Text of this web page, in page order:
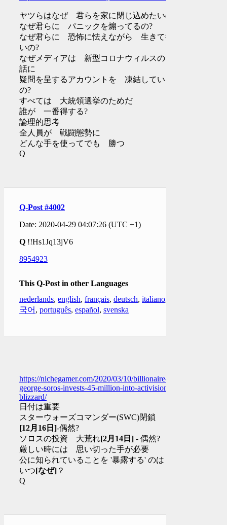
ヤツらはなぜ 君らを家に閉じ込めたいの?
なぜ君らに パニックを煽ってるの?
なぜ君らに 恐怖に怯えながら 生きて欲し
いの?
なぜメディアは 新型コロナウィルスのウソ
話に
疑問を呈するアカウントを 凍結している
の?
すべては 大統領選挙のためだ
誰が 一番得する?
論理的思考
全人員が 戦闘態勢に
どんな手を使ってでも 勝つ
Q
Q-Post #4002
Date: 2020-04-29 04:07:26 (UTC +1)
Q !!Hs1Jq13jV6
8954923
This Q-Post in other Languages
nederlands, english, français, deutsch, italiano,
국어 , português, español, svenska
https://nichegamer.com/2020/03/10/billionaire-
george-soros-invests-45-million-into-activision-
blizzard/
日付は重要
スターウォーズコマンダー(SWC)閉鎖
[12月16日]-偶然?
ソロスの投資 大荒れ[2月14日] - 偶然?
厳しい時には 思い切った手が必要
公に知られていることを '暴露する' のは
いつ[なぜ] ？
Q